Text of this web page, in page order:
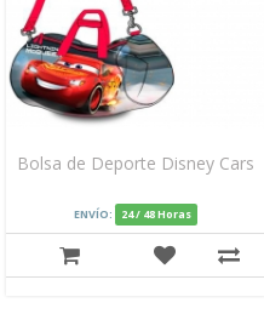
Bolsa de Deporte Disney Cars
ENVÍO: 24 / 48 Horas